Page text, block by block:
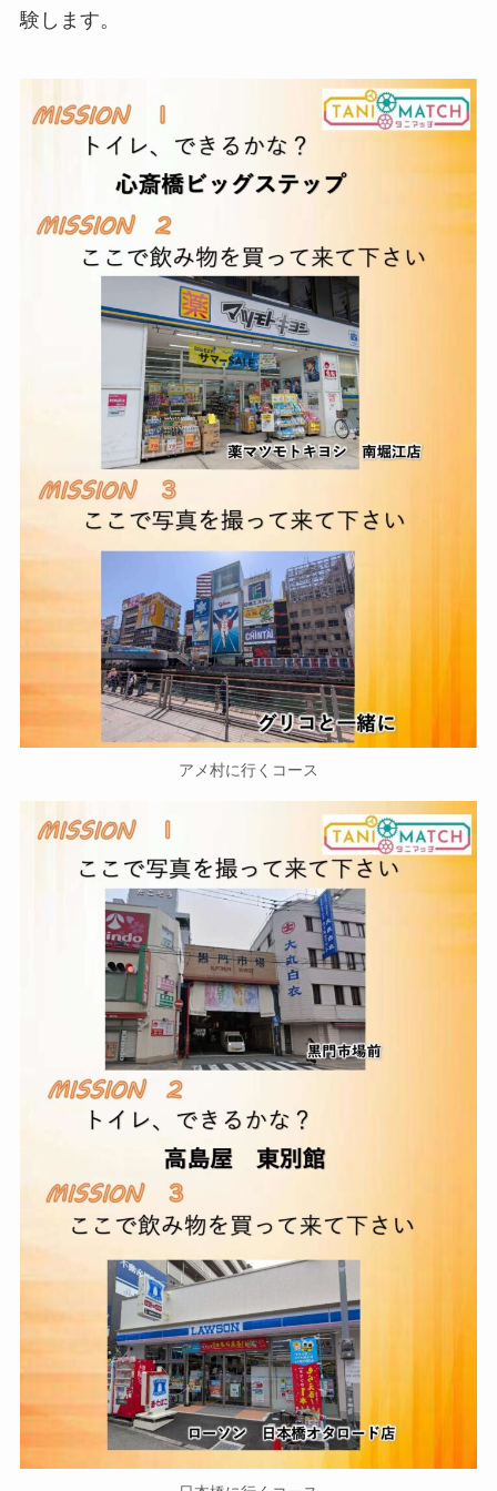
験します。
アメ村に行くコース